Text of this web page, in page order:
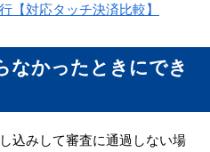
【対応タッチ決済比較】
なかったときにでき
込みして審査に通過しない場